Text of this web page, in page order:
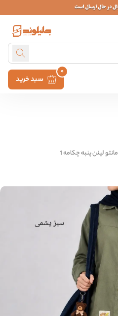
سبد خرید
0
مانتو لینن پنبه چکامه 1